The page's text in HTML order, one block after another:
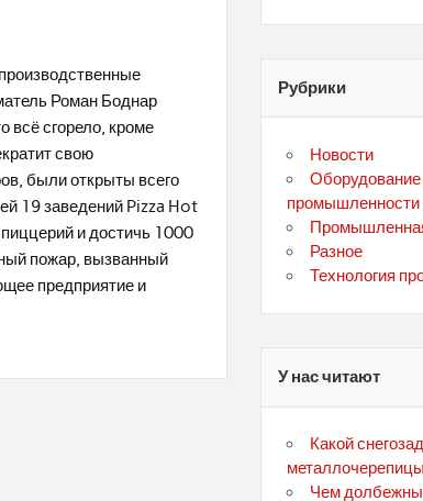
Роман Боднар
всё сгорело, кроме
свою
были открыты всего
19 заведений Pizza Hot
и достичь 1000
пожар, вызванный
предприятие и
Рубрики
Новости
Оборудование
промышленности
Разное
Технология
У нас читают
Какой
металлочерепицы
Чем